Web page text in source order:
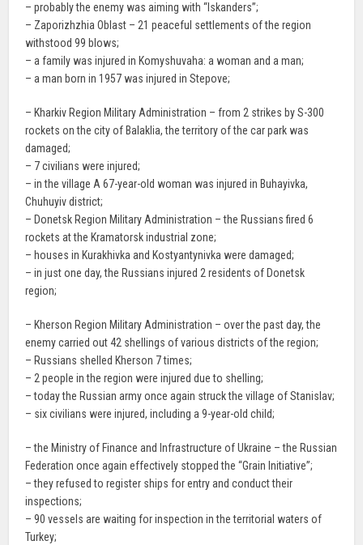
– probably the enemy was aiming with “Iskanders”;
– Zaporizhzhia Oblast – 21 peaceful settlements of the region
withstood 99 blows;
– a family was injured in Komyshuvaha: a woman and a man;
– a man born in 1957 was injured in Stepove;
– Kharkiv Region Military Administration – from 2 strikes by S-300
rockets on the city of Balaklia, the territory of the car park was
damaged;
– 7 civilians were injured;
– in the village A 67-year-old woman was injured in Buhayivka,
Chuhuyiv district;
– Donetsk Region Military Administration – the Russians fired 6
rockets at the Kramatorsk industrial zone;
– houses in Kurakhivka and Kostyantynivka were damaged;
– in just one day, the Russians injured 2 residents of Donetsk
region;
– Kherson Region Military Administration – over the past day, the
enemy carried out 42 shellings of various districts of the region;
– Russians shelled Kherson 7 times;
– 2 people in the region were injured due to shelling;
– today the Russian army once again struck the village of Stanislav;
– six civilians were injured, including a 9-year-old child;
– the Ministry of Finance and Infrastructure of Ukraine – the Russian
Federation once again effectively stopped the “Grain Initiative”;
– they refused to register ships for entry and conduct their
inspections;
– 90 vessels are waiting for inspection in the territorial waters of
Turkey;